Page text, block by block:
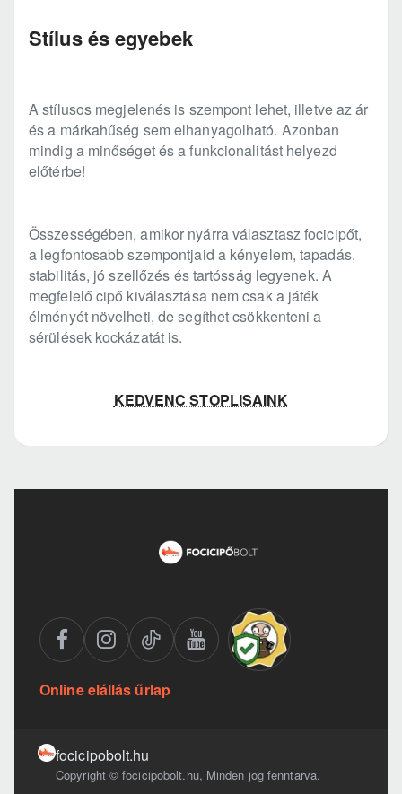
Stílus és egyebek
A stílusos megjelenés is szempont lehet, illetve az ár
és a márkahűség sem elhanyagolható. Azonban
mindig a minőséget és a funkcionalitást helyezd
előtérbe!
Összességében, amikor nyárra választasz focicipőt,
a legfontosabb szempontjaid a kényelem, tapadás,
stabilitás, jó szellőzés és tartósság legyenek. A
megfelelő cipő kiválasztása nem csak a játék
élményét növelheti, de segíthet csökkenteni a
sérülések kockázatát is.
KEDVENC STOPLISAINK
Online elállás űrlap
focicipobolt.hu
Copyright © focicipobolt.hu, Minden jog fenntarva.